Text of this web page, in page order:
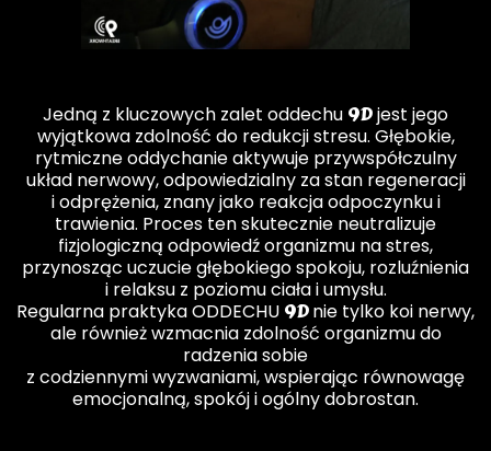
Jedną z kluczowych zalet oddechu 9Djest jego
wyjątkowa zdolność do redukcji stresu. Głębokie,
rytmiczne oddychanie aktywuje przywspółczulny
układ nerwowy, odpowiedzialny za stan regeneracji
i odprężenia, znany jako reakcja odpoczynku i
trawienia. Proces ten skutecznie neutralizuje
fizjologiczną odpowiedź organizmu na stres,
przynosząc uczucie głębokiego spokoju, rozluźnienia
i relaksu z poziomu ciała i umysłu.
Regularna praktyka ODDECHU 9Dnie tylko koi nerwy,
ale również wzmacnia zdolność organizmu do
radzenia sobie
z codziennymi wyzwaniami, wspierając równowagę
emocjonalną, spokój i ogólny dobrostan.